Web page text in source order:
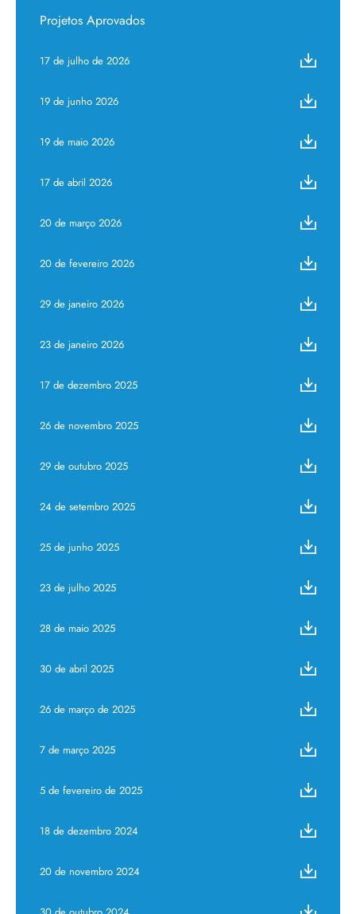
Projetos Aprovados
17 de julho de 2026
19 de junho 2026
19 de maio 2026
17 de abril 2026
20 de março 2026
20 de fevereiro 2026
29 de janeiro 2026
23 de janeiro 2026
17 de dezembro 2025
26 de novembro 2025
29 de outubro 2025
24 de setembro 2025
25 de junho 2025
23 de julho 2025
28 de maio 2025
30 de abril 2025
26 de março de 2025
7 de março 2025
5 de fevereiro de 2025
18 de dezembro 2024
20 de novembro 2024